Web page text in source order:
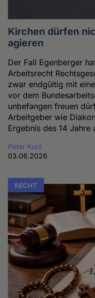
Kirchen dürfen
agieren
Der Fall Egenberger
Arbeitsrecht
zwar endgültig mit
vor dem
unbefangen freuen
Arbeitgeber wie
Ergebnis des 14 Jahre
Peter Kurz
03.06.2026
RECHT